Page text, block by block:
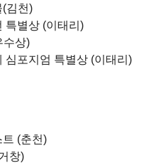
(김천)
특별상 (이태리)
수상)
심포지엄 특별상 (이태리)
(춘천)
창)